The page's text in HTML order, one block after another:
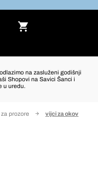
na zasluženi godišnji
Shopovi na Savici Šanci i
u uredu.
prozore vijci za okov